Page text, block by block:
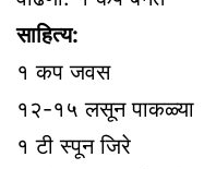
साहित्य:
१ कप जवस
१२-१५ लसून पाकळ्या
१ टी स्पून जिरे